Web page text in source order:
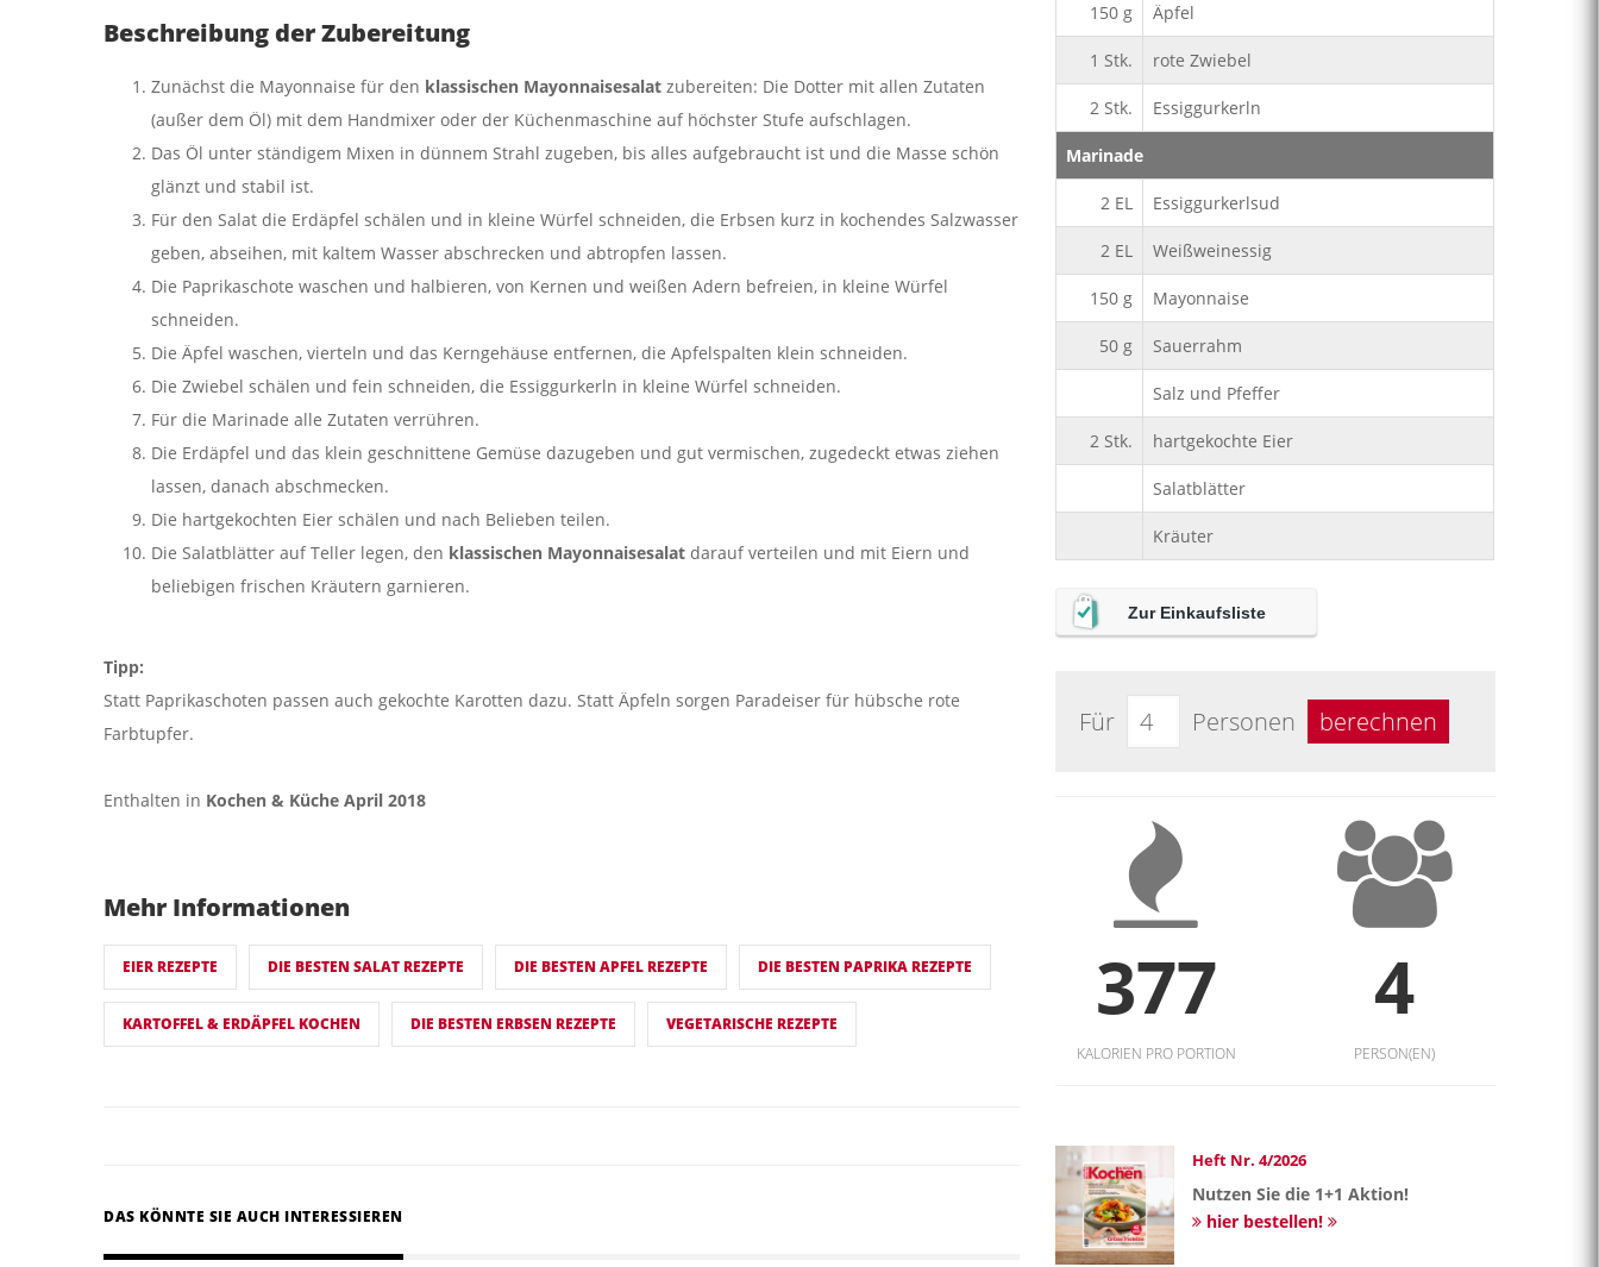
Beschreibung der Zubereitung
Zunächst die Mayonnaise für den klassischen Mayonnaisesalat zubereiten: Die Dotter mit allen Zutaten
(außer dem Öl) mit dem Handmixer oder der Küchenmaschine auf höchster Stufe aufschlagen.
Das Öl unter ständigem Mixen in dünnem Strahl zugeben, bis alles aufgebraucht ist und die Masse schön
glänzt und stabil ist.
Für den Salat die Erdäpfel schälen und in kleine Würfel schneiden, die Erbsen kurz in kochendes Salzwasser
geben, abseihen, mit kaltem Wasser abschrecken und abtropfen lassen.
Die Paprikaschote waschen und halbieren, von Kernen und weißen Adern befreien, in kleine Würfel
schneiden.
Die Äpfel waschen, vierteln und das Kerngehäuse entfernen, die Apfelspalten klein schneiden.
Die Zwiebel schälen und fein schneiden, die Essiggurkerln in kleine Würfel schneiden.
Für die Marinade alle Zutaten verrühren.
Die Erdäpfel und das klein geschnittene Gemüse dazugeben und gut vermischen, zugedeckt etwas ziehen
lassen, danach abschmecken.
Die hartgekochten Eier schälen und nach Belieben teilen.
Die Salatblätter auf Teller legen, den klassischen Mayonnaisesalat darauf verteilen und mit Eiern und
beliebigen frischen Kräutern garnieren.
Tipp:
Statt Paprikaschoten passen auch gekochte Karotten dazu. Statt Äpfeln sorgen Paradeiser für hübsche rote
Farbtupfer.
Enthalten in Kochen & Küche April 2018
Mehr Informationen
EIER REZEPTE DIE BESTEN SALAT REZEPTE DIE BESTEN APFEL REZEPTE DIE BESTEN PAPRIKA REZEPTE
KARTOFFEL & ERDÄPFEL KOCHEN DIE BESTEN ERBSEN REZEPTE VEGETARISCHE REZEPTE
DAS KÖNNTE SIE AUCH INTERESSIEREN
150 g Äpfel
1 Stk. rote Zwiebel
2 Stk. Essiggurkerln
Marinade
2 EL Essiggurkerlsud
2 EL Weißweinessig
150 g Mayonnaise
50 g Sauerrahm
Salz und Pfeffer
2 Stk. hartgekochte Eier
Salatblätter
Kräuter
Zur Einkaufsliste
Für Personen berechnen
377
KALORIEN PRO PORTION
4
PERSON(EN)
Heft Nr. 4/2026
Nutzen Sie die 1+1 Aktion!
hier bestellen!